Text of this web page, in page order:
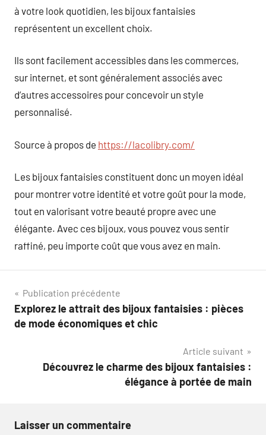
à votre look quotidien, les bijoux fantaisies
représentent un excellent choix.
Ils sont facilement accessibles dans les commerces,
sur internet, et sont généralement associés avec
d’autres accessoires pour concevoir un style
personnalisé.
Source à propos de https://lacolibry.com/
Les bijoux fantaisies constituent donc un moyen idéal
pour montrer votre identité et votre goût pour la mode,
tout en valorisant votre beauté propre avec une
élégante. Avec ces bijoux, vous pouvez vous sentir
raffiné, peu importe coût que vous avez en main.
Navigation
de
Publication précédente
Explorez le attrait des bijoux fantaisies : pièces
de mode économiques et chic
Article suivant
Découvrez le charme des bijoux fantaisies :
élégance à portée de main
Laisser un commentaire